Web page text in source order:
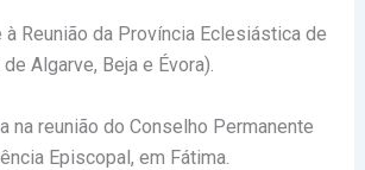
à Reunião da Província Eclesiástica de
Algarve, Beja e Évora).
na reunião do Conselho Permanente
Episcopal, em Fátima.